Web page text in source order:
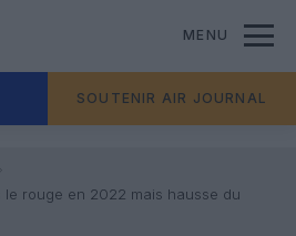
MENU
SOUTENIR AIR JOURNAL
rouge en 2022 mais hausse du